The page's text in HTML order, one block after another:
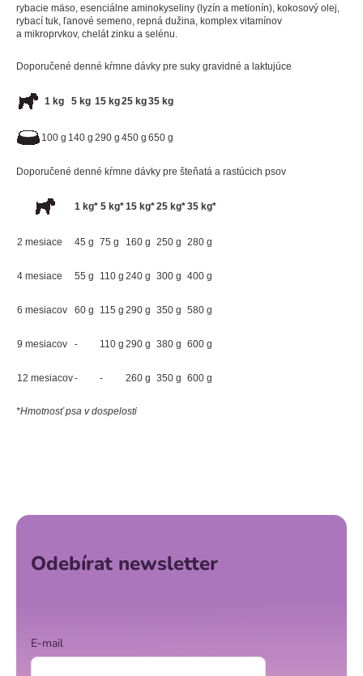
rybacie mäso, esenciálne aminokyseliny (lyzín a metionín), kokosový olej,
rybací tuk, ľanové semeno, repná dužina, komplex vitamínov
a mikroprvkov, chelát zinku a selénu.
Doporučené denné kŕmne dávky pre suky gravidné a laktujúce
1 kg 5 kg 15 kg25 kg35 kg
100 g 140 g 290 g 450 g 650 g
Doporučené denné kŕmne dávky pre šteňatá a rastúcich psov
1 kg* 5 kg*15 kg*25 kg*35 kg*
2 mesiace 45 g 75 g 160 g 250 g 280 g
4 mesiace 55 g 110 g 240 g 300 g 400 g
6 mesiacov 60 g 115 g 290 g 350 g 580 g
9 mesiacov - 110 g 290 g 380 g 600 g
12 mesiacov- - 260 g 350 g 600 g
*Hmotnosť psa v dospelosti
Odebírat newsletter
E-mail